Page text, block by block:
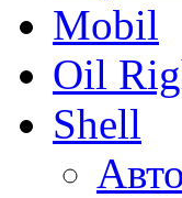
Mobil
Oil
Shell